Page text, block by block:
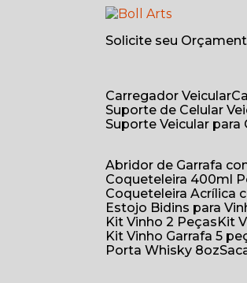
Solicite seu
Carregador Veicular
Suporte de Celular
Suporte Veicular para
Abridor de Garrafa
Coqueteleira 400ml
Coqueteleira
Estojo Bidins para
Kit Vinho 2 Peças
Kit
Kit Vinho Garrafa 5
Porta Whisky 8oz